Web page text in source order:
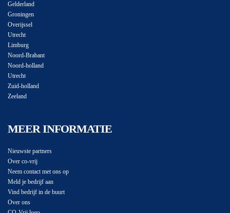
Gelderland
Groningen
Overijssel
Utrecht
Limburg
Noord-Brabant
Noord-holland
Utrecht
Zuid-holland
Zeeland
MEER INFORMATIE
Nieuwste partners
Over co-vrij
Neem contact met ons op
Meld je bedrijf aan
Vind bedrijf in de buurt
Over ons